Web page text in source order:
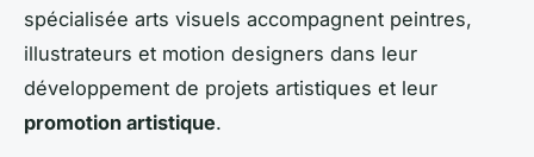
spécialisée arts visuels accompagnent peintres,
illustrateurs et motion designers dans leur
développement de projets artistiques et leur
promotion artistique.